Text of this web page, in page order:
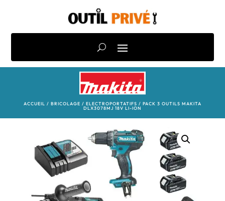
ACCUEIL / BRICOLAGE / ELECTROPORTATIFS / PACK 3 OUTILS MAKITA
DLX3078MJ 18V LI-ION